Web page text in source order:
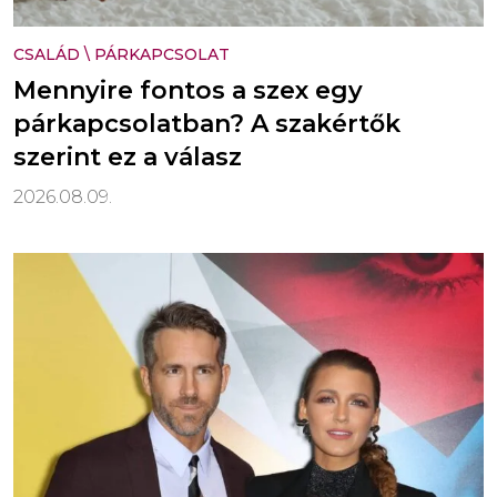
CSALÁD \ PÁRKAPCSOLAT
Mennyire fontos a szex egy
párkapcsolatban? A szakértők
szerint ez a válasz
2026.08.09.